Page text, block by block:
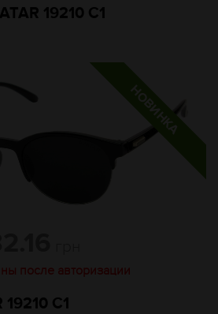
19210 C1
после авторизации
19210 C1